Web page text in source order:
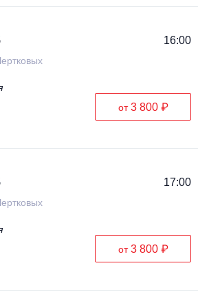
16:00
от3 800 ₽
17:00
от3 800 ₽